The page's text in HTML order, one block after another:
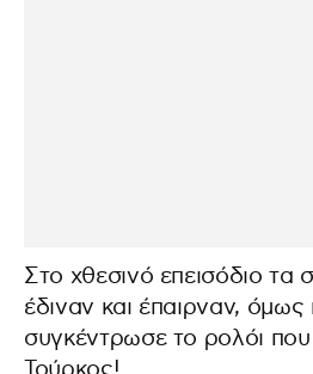
Στο χθεσινό επεισόδιο τα
έδιναν και έπαιρναν,
συγκέντρωσε το ρολόι